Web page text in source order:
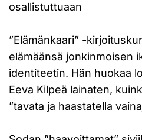
osallistuttuaan
”Elämänkaari” -
elämäänsä jonkinmoisen
identiteetin. Hän huokaa
Eeva Kilpeä lainaten,
”tavata ja haastatella